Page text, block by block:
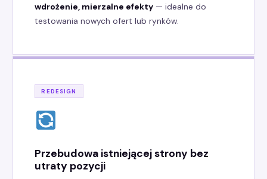
wdrożenie, mierzalne efekty — idealne do
testowania nowych ofert lub rynków.
REDESIGN
Przebudowa istniejącej strony bez
utraty pozycji